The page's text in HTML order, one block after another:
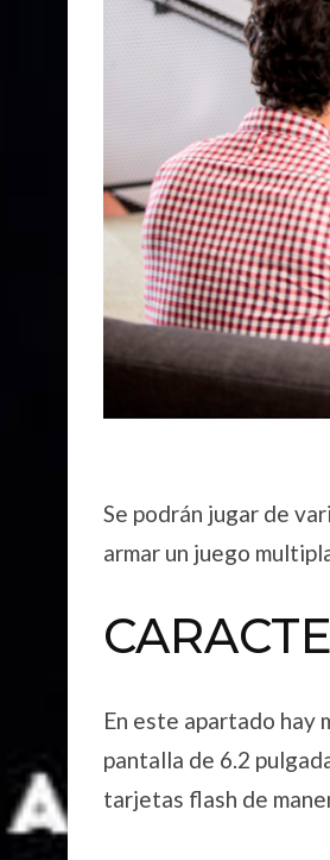
Se podrán jugar de
armar un juego
En este apartado hay
pantalla de 6.2
tarjetas flash de